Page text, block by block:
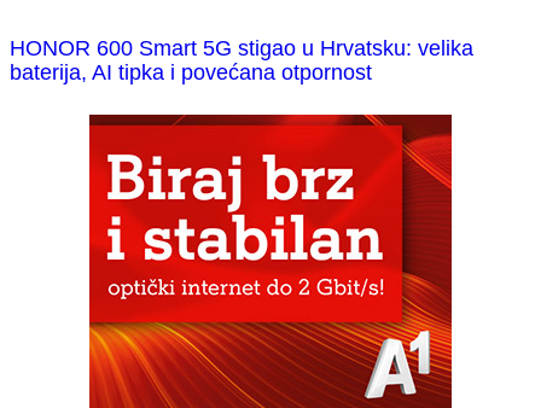
HONOR 600 Smart 5G stigao u Hrvatsku: velika
baterija, AI tipka i povećana otpornost